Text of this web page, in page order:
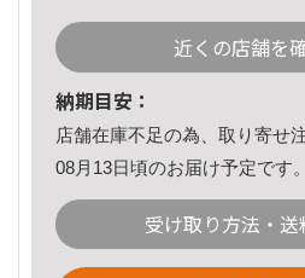
近くの店舗を
納期目安：
店舗在庫不足の為、取り寄せ
08月13日頃のお届け予定です。
受け取り方法・送